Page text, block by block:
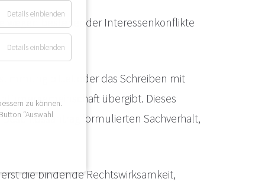
wegen bestehender Interessenkonflikte
bittet oder das Schreiben mit
übergibt. Dieses
formulierten Sachverhalt,
die bindende Rechtswirksamkeit,
Details einblenden
Details einblenden
zu können.
“Auswahl